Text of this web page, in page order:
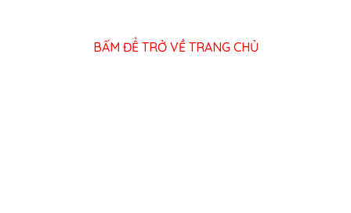
BẤM ĐỂ TRỞ VỀ TRANG CHỦ